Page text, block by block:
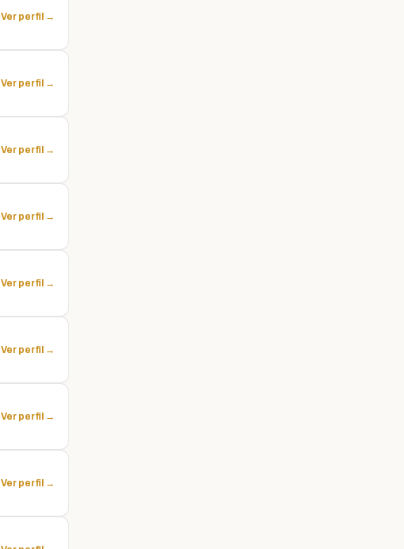
Ver perfil →
Ver perfil →
Ver perfil →
Ver perfil →
Ver perfil →
Ver perfil →
Ver perfil →
Ver perfil →